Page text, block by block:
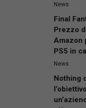
News
Final
Prezzo
Amazon
PS5 in
News
Nothing